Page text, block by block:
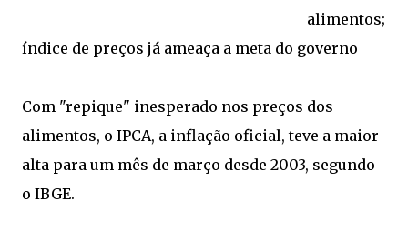
alimentos;
índice de preços já ameaça a meta do governo
Com "repique" inesperado nos preços dos
alimentos, o IPCA, a inflação oficial, teve a maior
alta para um mês de março desde 2003, segundo
o IBGE.